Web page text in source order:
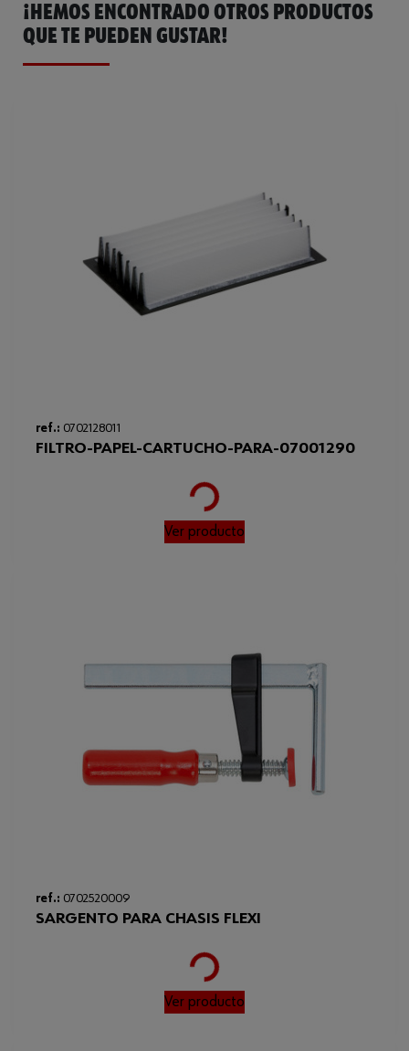
Catálogo General 0702121006
Ficha Técnica
¡HEMOS ENCONTRADO OTROS PRODUCTOS
QUE TE PUEDEN GUSTAR!
ref.: 0702128011
FILTRO-PAPEL-CARTUCHO-PARA-07001290
Loading...
Ver producto
ref.: 0702520009
SARGENTO PARA CHASIS FLEXI
Loading...
Ver producto